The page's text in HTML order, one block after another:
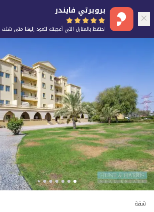
بروبرتي فايندر
احتفظ بالمنازل التي أعجبتك لتعود إليها متى شئت
شقة